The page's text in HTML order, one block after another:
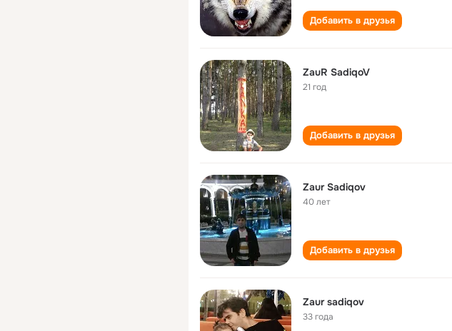
Добавить в друзья
ZauR SadiqoV
21 год
Добавить в друзья
Zaur Sadiqov
40 лет
Добавить в друзья
Zaur sadiqov
33 года